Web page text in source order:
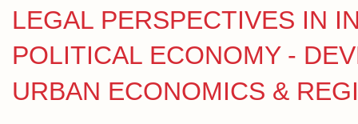
LEGAL PERSPECTIVES IN
POLITICAL ECONOMY -
URBAN ECONOMICS &